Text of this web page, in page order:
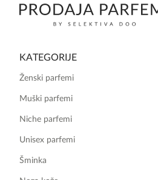
KATEGORIJE
Ženski parfemi
Muški parfemi
Niche parfemi
Unisex parfemi
Šminka